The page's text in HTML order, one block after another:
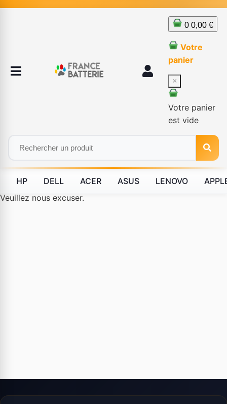
0 0,00 €
Votre
panier
×
Votre panier
est vide
HP DELL ACER ASUS LENOVO
Le produit #BLD--12232 n'est plus disponible à la vente.
Veuillez nous excuser.